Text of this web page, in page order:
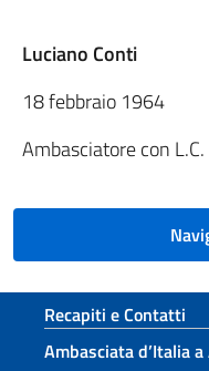
Luciano Conti
18 febbraio 1964
Ambasciatore con
Sezione
Recapiti e Contatti
Ambasciata d’Italia